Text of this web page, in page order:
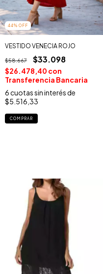
44% OFF
VESTIDO VENECIA ROJO
$58.667 $33.098
$26.478,40 con
Transferencia Bancaria
6cuotas sin interés de
$5.516,33
COMPRAR